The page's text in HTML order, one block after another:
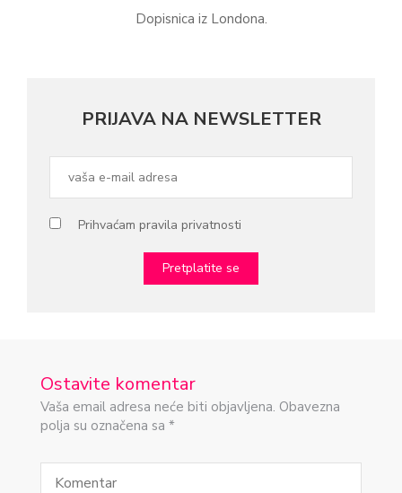
Dopisnica iz Londona.
PRIJAVA NA NEWSLETTER
Prihvaćam pravila privatnosti
Ostavite komentar
Vaša email adresa neće biti objavljena. Obavezna
polja su označena sa *